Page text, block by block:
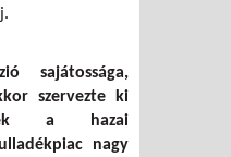
sajátossága,
szervezte ki
a hazai
nagy